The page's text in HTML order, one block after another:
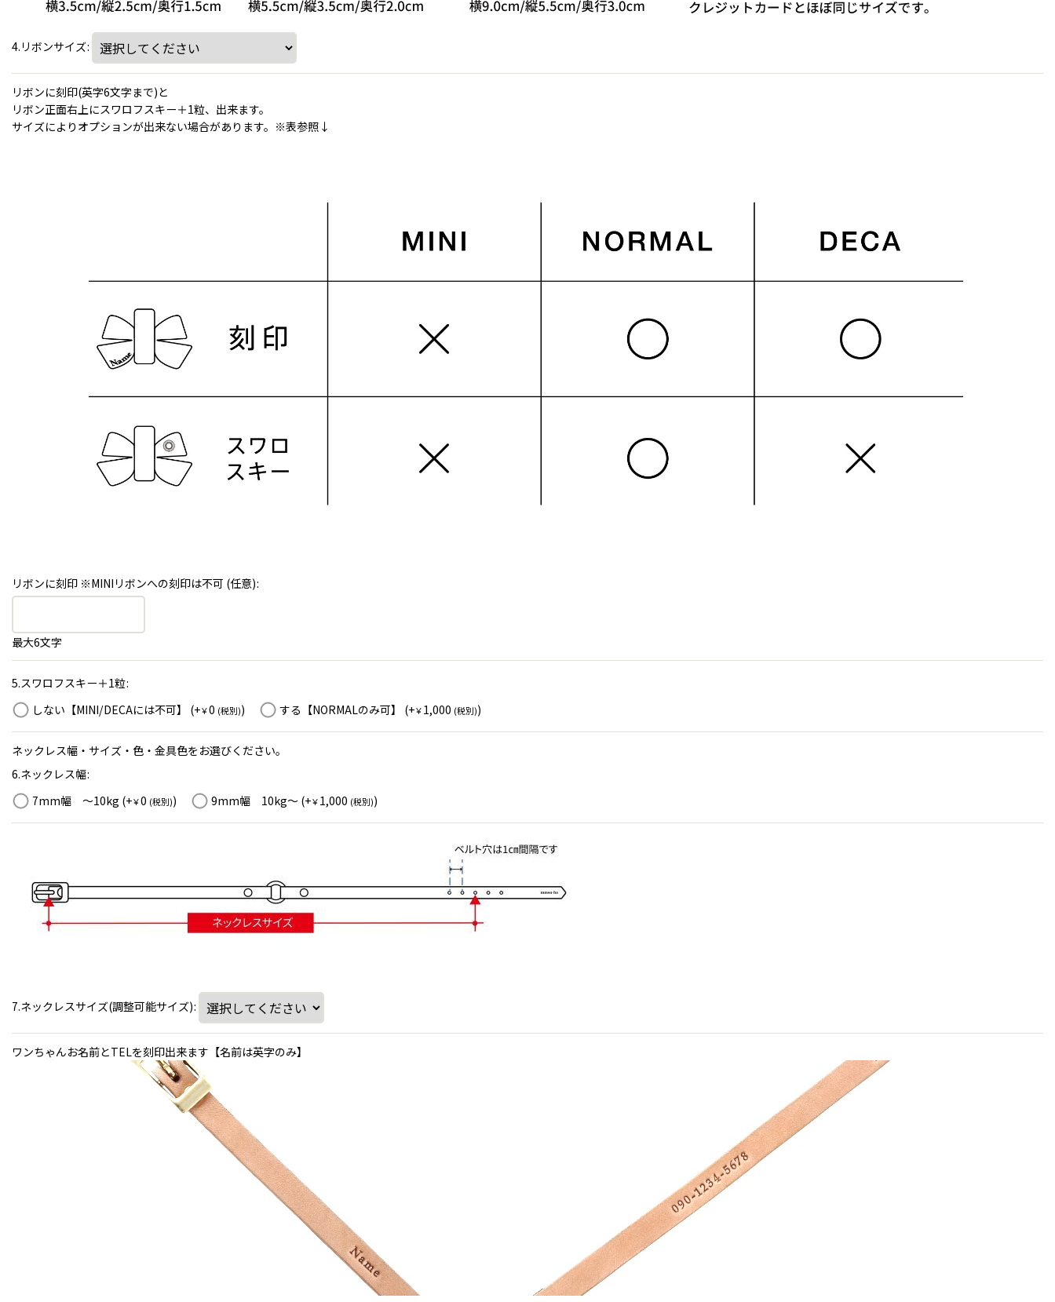
4.リボンサイズ:
リボンに刻印(英字6文字まで)と
リボン正面右上にスワロフスキー＋1粒、出来ます。
サイズによりオプションが出来ない場合があります。※表参照↓
リボンに刻印 ※MINIリボンへの刻印は不可 (任意):
最大6文字
5.スワロフスキー＋1粒:
しない【MINI/DECAには不可】 (+￥0 (税別)) する【NORMALのみ可】 (+￥1,000 (税別))
ネックレス幅・サイズ・色・金具色をお選びください。
6.ネックレス幅:
7mm幅 ～10kg (+￥0 (税別)) 9mm幅 10kg～ (+￥1,000 (税別))
7.ネックレスサイズ(調整可能サイズ):
ワンちゃんお名前とTELを刻印出来ます【名前は英字のみ】